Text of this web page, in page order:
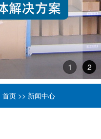
1 2
首页 >> 新闻中心